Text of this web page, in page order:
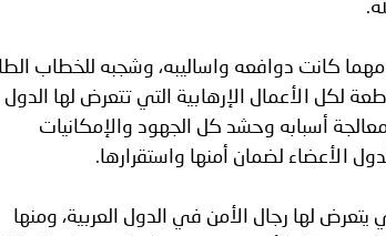
مهما كانت دوافعه واساليبه، وشجبه للخطاب
لكل الأعمال الإرهابية التي تتعرض لها الدول
أسبابه وحشد كل الجهود والإمكانيات
الأعضاء لضمان أمنها واستقرارها.
يتعرض لها رجال الأمن في الدول العربية، ومنها